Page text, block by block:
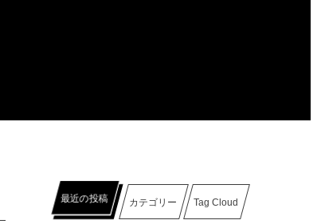
最近の投稿 カテゴリー Tag Cloud